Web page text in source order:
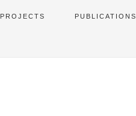
PROJECTS PUBLICATIONS